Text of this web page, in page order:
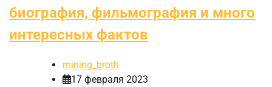
биография, фильмография и много
интересных фактов
mining_broth
17 февраля 2023